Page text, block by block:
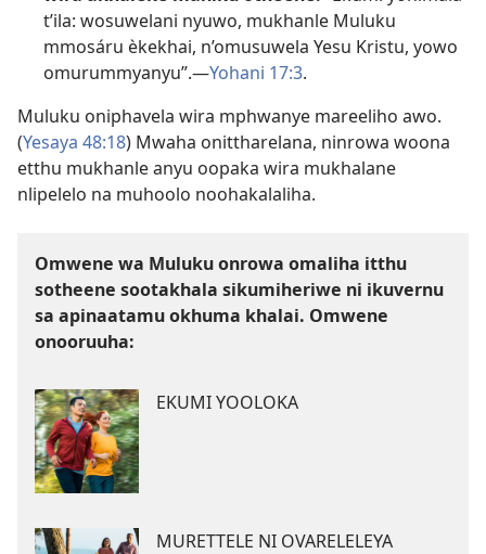
t’ila: wosuwelani nyuwo, mukhanle Muluku
mmosáru èkekhai, n’omusuwela Yesu Kristu, yowo
omurummyanyu”.—Yohani 17:3.
Muluku oniphavela wira mphwanye mareeliho awo.
(Yesaya 48:18) Mwaha onittharelana, ninrowa woona
etthu mukhanle anyu oopaka wira mukhalane
nlipelelo na muhoolo noohakalaliha.
Omwene wa Muluku onrowa omaliha itthu
sotheene sootakhala sikumiheriwe ni ikuvernu
sa apinaatamu okhuma khalai. Omwene
onooruuha:
EKUMI YOOLOKA
MURETTELE NI OVARELELEYA